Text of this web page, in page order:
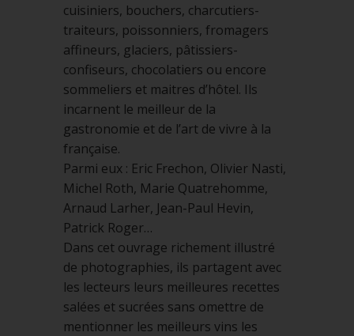
cuisiniers, bouchers, charcutiers-
traiteurs, poissonniers, fromagers
affineurs, glaciers, pâtissiers-
confiseurs, chocolatiers ou encore
sommeliers et maitres d’hôtel. Ils
incarnent le meilleur de la
gastronomie et de l’art de vivre à la
française.
Parmi eux : Eric Frechon, Olivier Nasti,
Michel Roth, Marie Quatrehomme,
Arnaud Larher, Jean-Paul Hevin,
Patrick Roger…
Dans cet ouvrage richement illustré
de photographies, ils partagent avec
les lecteurs leurs meilleures recettes
salées et sucrées sans omettre de
mentionner les meilleurs vins les